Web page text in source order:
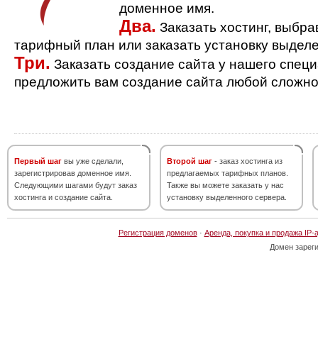
доменное имя.
Два. Заказать хостинг,
тарифный план или заказать установку
Три. Заказать создание сайта у нашего
предложить вам создание сайта любой
Первый шаг вы уже сделали,
зарегистрировав доменное имя.
Следующими шагами будут заказ
хостинга и создание сайта.
Второй шаг - заказ хостинга из
предлагаемых тарифных планов.
Также вы можете заказать у нас
установку выделенного сервера.
Регистрация доменов· Аренда, покупка и продажа IP-
Домен